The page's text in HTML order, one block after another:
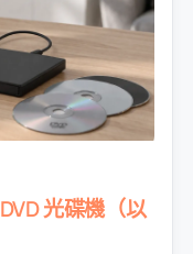
光碟機（以